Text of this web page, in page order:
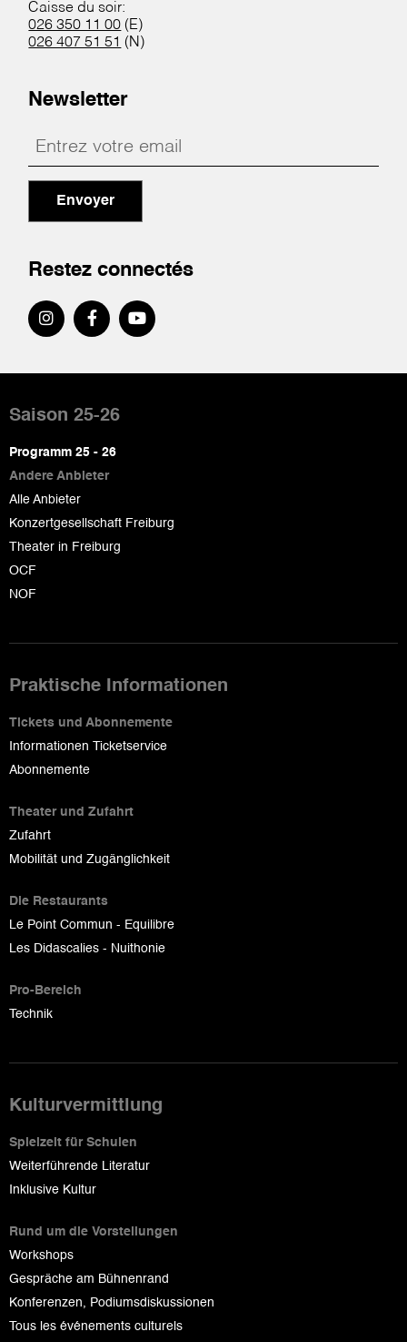
Caisse du soir:
026 350 11 00 (E)
026 407 51 51 (N)
Newsletter
Envoyer
Restez connectés
de
page
Saison 25-26
Programm 25 - 26
Andere Anbieter
Alle Anbieter
Konzertgesellschaft Freiburg
Theater in Freiburg
OCF
NOF
Praktische Informationen
Tickets und Abonnemente
Informationen Ticketservice
Abonnemente
Theater und Zufahrt
Zufahrt
Mobilität und Zugänglichkeit
Die Restaurants
Le Point Commun - Equilibre
Les Didascalies - Nuithonie
Pro-Bereich
Technik
Kulturvermittlung
Spielzeit für Schulen
Weiterführende Literatur
Inklusive Kultur
Rund um die Vorstellungen
Workshops
Gespräche am Bühnenrand
Konferenzen, Podiumsdiskussionen
Tous les événements culturels